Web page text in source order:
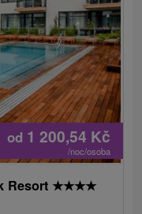
od 1 200,54 Kč
/noc/osoba
Resort ★★★★